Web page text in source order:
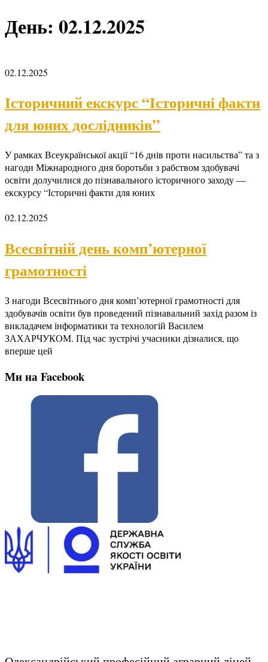
День: 02.12.2025
02.12.2025
Історичний екскурс “Історичні факти
для юних дослідників”
У рамках Всеукраїнської акції “16 днів проти насильства” та з
нагоди Міжнародного дня боротьби з рабством здобувачі
освіти долучилися до пізнавального історичного заходу —
екскурсу “Історичні факти для юних
02.12.2025
Всесвітній день комп’ютерної
грамотності
З нагоди Всесвітнього дня комп’ютерної грамотності для
здобувачів освіти був проведений пізнавальний захід разом із
викладачем інформатики та технологій Василем
ЗАХАРЧУКОМ. Під час зустрічі учасники дізналися, що
вперше цей
Ми на Facebook